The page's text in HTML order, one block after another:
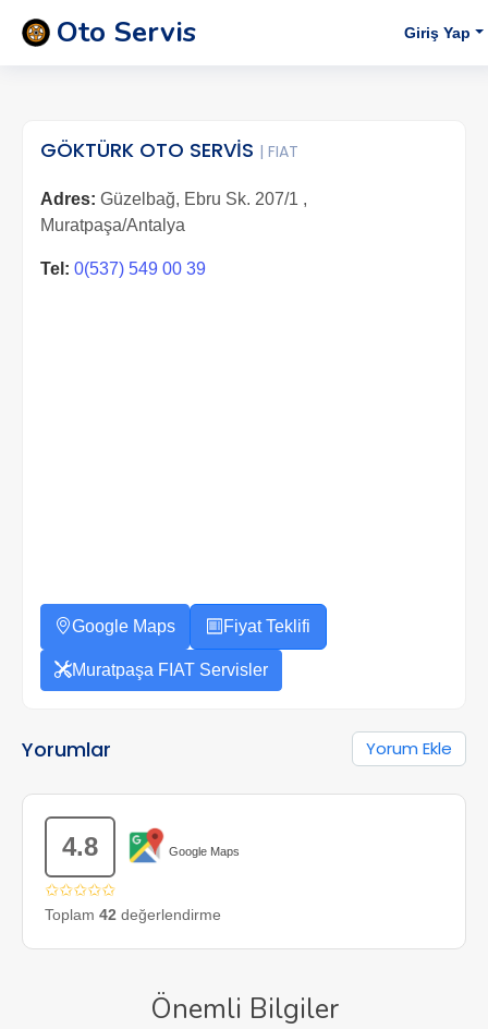
Oto Servis Giriş Yap
GÖKTÜRK OTO SERVİS | FIAT
Adres: Güzelbağ, Ebru Sk. 207/1 ,
Muratpaşa/Antalya
Tel: 0(537) 549 00 39
Google Maps Fiyat Teklifi
Muratpaşa FIAT Servisler
Yorumlar Yorum Ekle
4.8 Google Maps
✩✩✩✩✩
Toplam 42 değerlendirme
Önemli Bilgiler